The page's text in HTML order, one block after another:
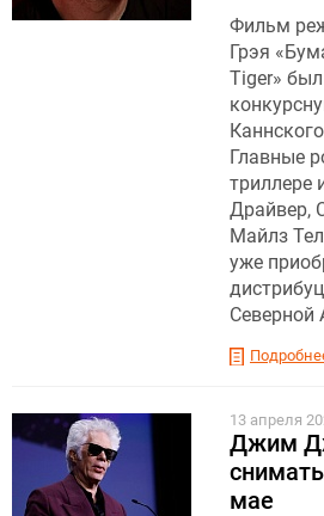
Фильм
Грэя
Tiger»
Главные
триллере
Драйвер,
Майлз
уже
Северной
13 апреля
Джим
мае